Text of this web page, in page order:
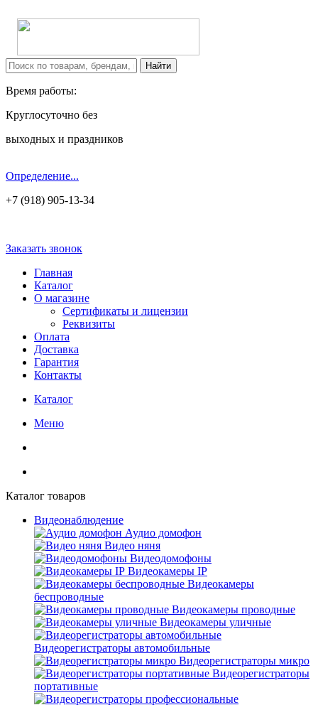
Время работы:
Круглосуточно без
выходных и праздников
Определение...
+7 (918) 905-13-34
Заказать звонок
Главная
Каталог
О магазине
Сертификаты и лицензии
Реквизиты
Оплата
Доставка
Гарантия
Контакты
Каталог
Меню
Каталог товаров
Видеонаблюдение
Аудио домофон
Видео няня
Видеодомофоны
Видеокамеры IP
Видеокамеры
беспроводные
Видеокамеры проводные
Видеокамеры уличные
Видеорегистраторы автомобильные
Видеорегистраторы микро
Видеорегистраторы
портативные